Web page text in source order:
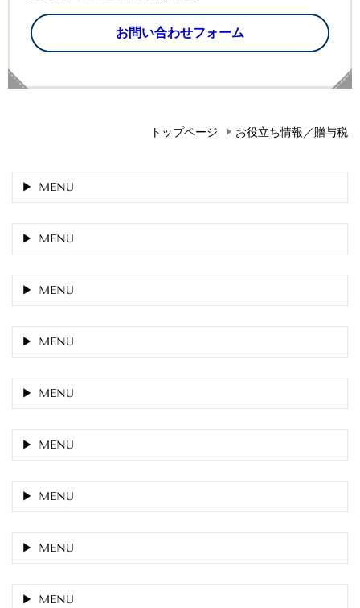
お問い合わせフォーム
トップページ お役立ち情報／贈与税
MENU
MENU
MENU
MENU
MENU
MENU
MENU
MENU
MENU